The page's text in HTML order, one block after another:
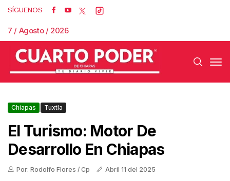
SÍGUENOS
7 / Agosto / 2026
Chiapas Tuxtla
El Turismo: Motor De
Desarrollo En Chiapas
Por: Rodolfo Flores / Cp Abril 11 del 2025